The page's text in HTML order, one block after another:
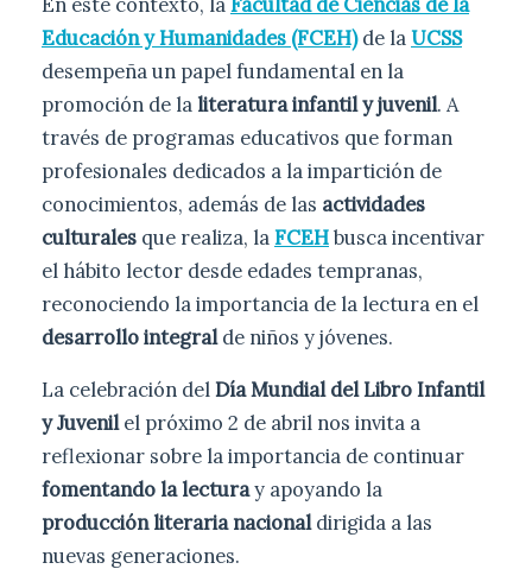
Educación y Humanidades (FCEH)de laUCSS
desempeña un papel fundamental en la
promoción de la literatura infantil y juvenil. A
través de programas educativos que forman
profesionales dedicados a la impartición de
conocimientos, además de las actividades
culturales que realiza, laFCEHbusca incentivar
el hábito lector desde edades tempranas,
reconociendo la importancia de la lectura en el
desarrollo integralde niños y jóvenes.
La celebración delDía Mundial del Libro Infantil
y Juvenilel próximo 2 de abril nos invita a
reflexionar sobre la importancia de continuar
fomentando la lecturay apoyando la
producción literaria nacionaldirigida a las
nuevas generaciones.